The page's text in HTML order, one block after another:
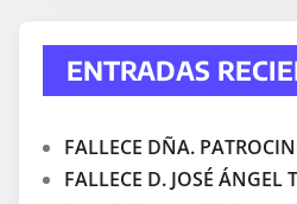
ENTRADAS
FALLECE DÑA.
FALLECE D. JOSÉ ÁNGEL